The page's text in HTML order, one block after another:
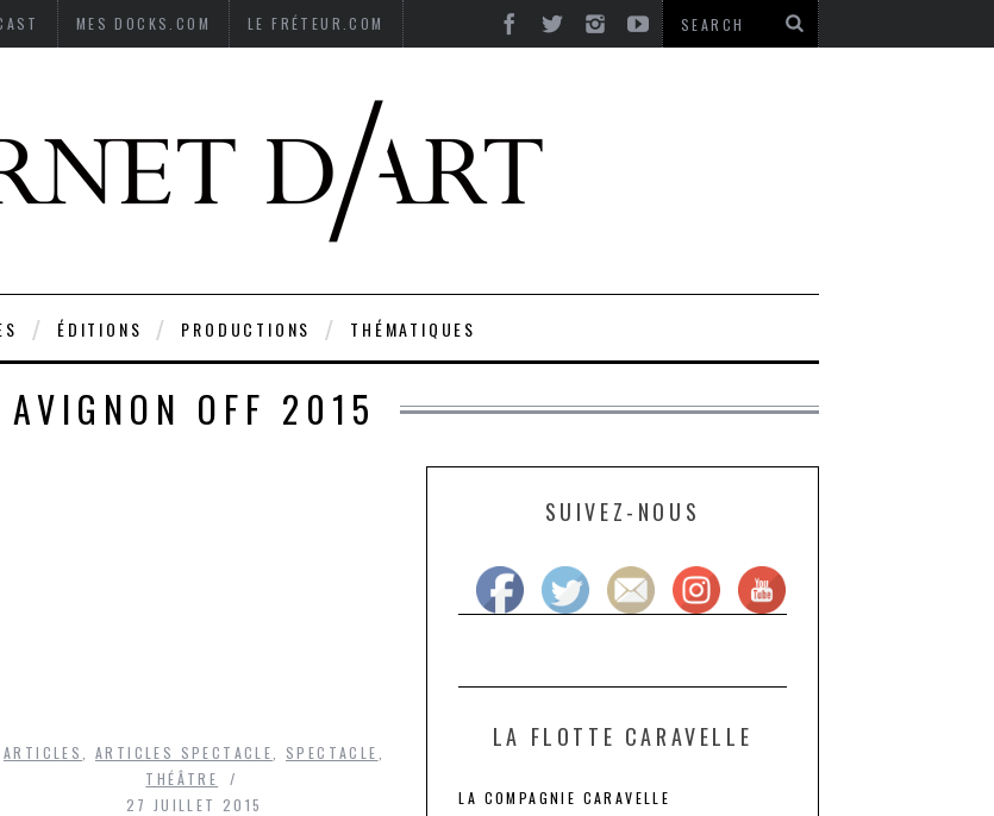
MES DOCKS.COM LE FRÉTEUR.COM
ÉDITIONS PRODUCTIONS THÉMATIQUES
AVIGNON OFF 2015
ARTICLES ARTICLES SPECTACLE SPECTACLE
THÉÂTRE
27 JUILLET 2015
SUIVEZ-NOUS
LA FLOTTE CARAVELLE
LA COMPAGNIE CARAVELLE